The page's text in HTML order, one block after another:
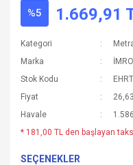
%5 1.669,91
Kategori
Marka
Stok Kodu
Fiyat
Havale
* 181,00 TL den başlayan
SEÇENEKLER